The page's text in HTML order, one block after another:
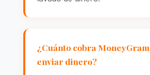
¿Cuánto cobra
enviar dinero?